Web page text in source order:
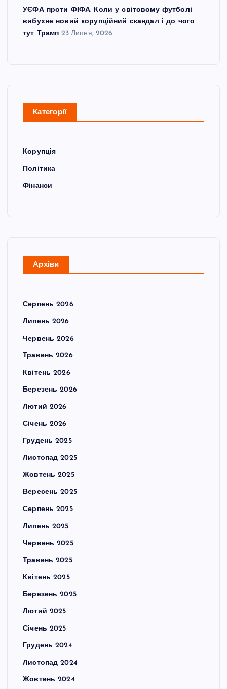
УЄФА проти ФІФА. Коли у світовому футболі
вибухне новий корупційний скандал і до чого
тут Трамп 23 Липня, 2026
Категорії
Корупція
Політика
Фінанси
Архіви
Серпень 2026
Липень 2026
Червень 2026
Травень 2026
Квітень 2026
Березень 2026
Лютий 2026
Січень 2026
Грудень 2025
Листопад 2025
Жовтень 2025
Вересень 2025
Серпень 2025
Липень 2025
Червень 2025
Травень 2025
Квітень 2025
Березень 2025
Лютий 2025
Січень 2025
Грудень 2024
Листопад 2024
Жовтень 2024